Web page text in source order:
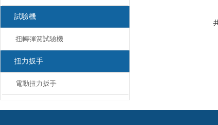
試驗機
扭轉彈簧試驗機
扭力扳手
電動扭力扳手